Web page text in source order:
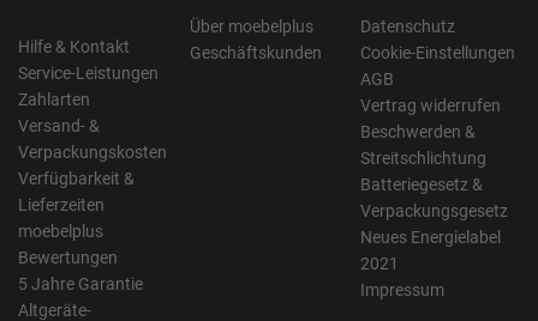
Hilfe & Kontakt
Service-Leistungen
Zahlarten
Versand- &
Verpackungskosten
Verfügbarkeit &
Lieferzeiten
moebelplus
Bewertungen
5 Jahre Garantie
Altgeräte-
Über moebelplus
Geschäftskunden
Datenschutz
Cookie-Einstellungen
AGB
Vertrag widerrufen
Beschwerden &
Streitschlichtung
Batteriegesetz &
Verpackungsgesetz
Neues Energielabel
2021
Impressum